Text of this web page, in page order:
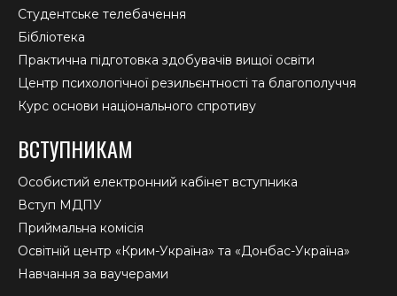
Студентське телебачення
Бібліотека
Практична підготовка здобувачів вищої освіти
Центр психологічної резильєнтності та благополуччя
Курс основи національного спротиву
ВСТУПНИКАМ
Особистий електронний кабінет вступника
Вступ МДПУ
Приймальна комісія
Освітній центр «Крим-Україна» та «Донбас-Україна»
Навчання за ваучерами